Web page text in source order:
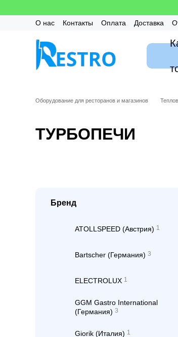
О нас Контакты Оплата Доставка
Оборудование для ресторанов и магазинов
ТУРБОПЕЧИ
Бренд
ATOLLSPEED (Австрия) 1
Bartscher (Германия) 3
ELECTROLUX 1
GGM Gastro International
(Германия) 3
Giorik (Италия) 1